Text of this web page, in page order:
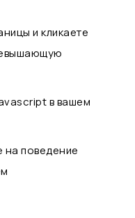
и кликаете
в вашем
поведение